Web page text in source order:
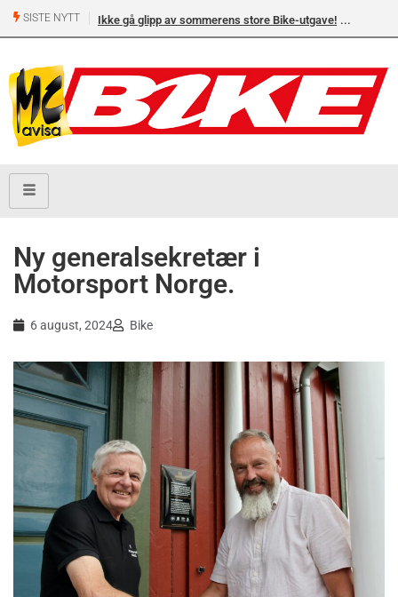
SISTE NYTT Ikke gå glipp av sommerens store Bike-utgave!
Ny generalsekretær i
Motorsport Norge.
6 august, 2024 Bike